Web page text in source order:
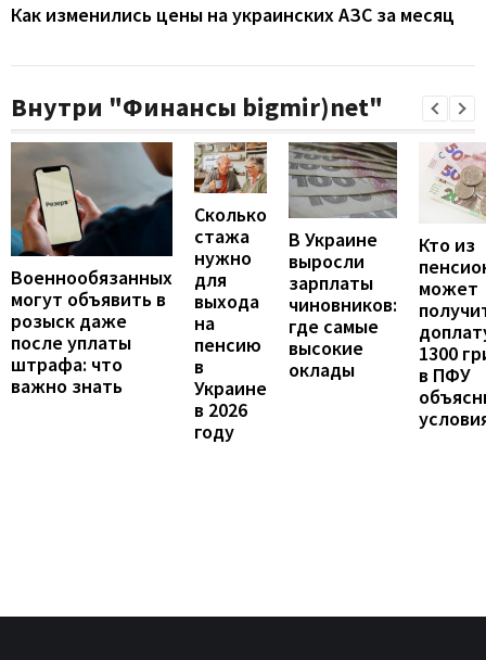
Как изменились цены на украинских АЗС за месяц
Внутри "Финансы bigmir)net"
Военнообязанных
могут объявить в
розыск даже
после уплаты
штрафа: что
важно знать
Сколько
стажа
нужно
для
выхода
на
пенсию
в
Украине
в 2026
году
В Украине
выросли
зарплаты
чиновников:
где самые
высокие
оклады
Кто из
может
1300
в ПФУ